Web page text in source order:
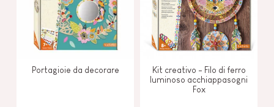
Portagioie da decorare
Kit creativo - Filo di ferro
luminoso acchiappasogni
Fox